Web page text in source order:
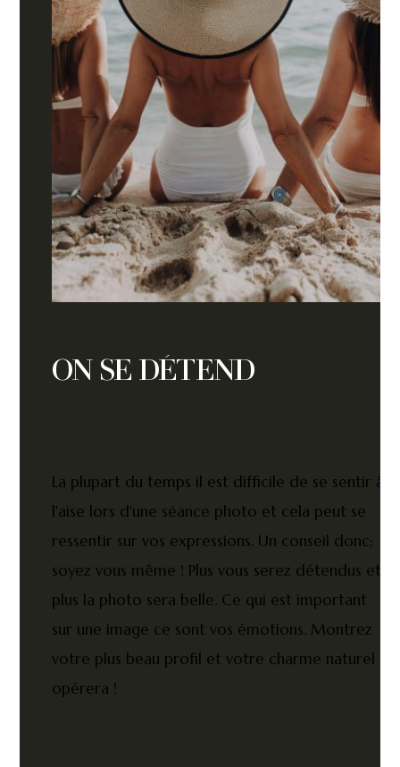
ON SE DÉTEND
La plupart du temps il est difficile de se sentir à
l'aise lors d'une séance photo et cela peut se
ressentir sur vos expressions. Un conseil donc;
soyez vous même ! Plus vous serez détendus et
plus la photo sera belle. Ce qui est important
sur une image ce sont vos émotions. Montrez
votre plus beau profil et votre charme naturel
opérera !